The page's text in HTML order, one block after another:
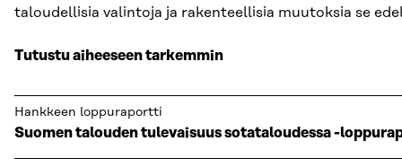
taloudellisia valintoja ja rakenteellisia muutoksia se
Tutustu aiheeseen tarkemmin
Hankkeen loppuraportti
Suomen talouden tulevaisuus sotataloudessa -